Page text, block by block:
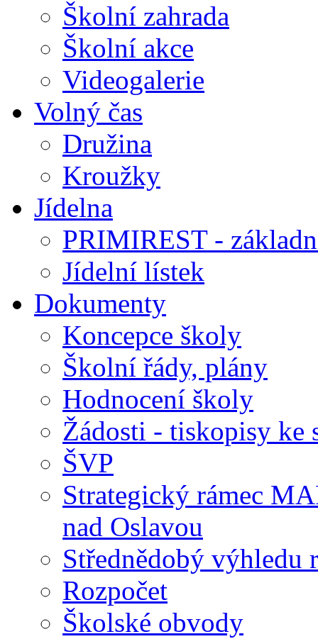
Školní zahrada
Školní akce
Videogalerie
Volný čas
Družina
Kroužky
Jídelna
PRIMIREST -
Jídelní lístek
Dokumenty
Koncepce školy
Školní řády, plány
Hodnocení školy
Žádosti - tiskopisy ke
ŠVP
Strategický rámec
nad Oslavou
Střednědobý výhledu
Rozpočet
Školské obvody